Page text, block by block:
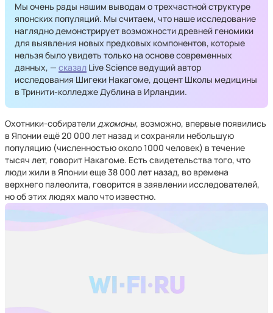
Мы очень рады нашим выводам о трехчастной структуре
японских популяций. Мы считаем, что наше исследование
наглядно демонстрирует возможности древней геномики
для выявления новых предковых компонентов, которые
нельзя было увидеть только на основе современных
данных, — сказал Live Science ведущий автор
исследования Шигеки Накагоме, доцент Школы медицины
в Тринити-колледже Дублина в Ирландии.
Охотники-собирателиджомоны, возможно, впервые появились
в Японии ещё 20 000 лет назад и сохраняли небольшую
популяцию (численностью около 1000 человек) в течение
тысяч лет, говорит Накагоме. Есть свидетельства того, что
люди жили в Японии еще 38 000 лет назад, во времена
верхнего палеолита, говорится в заявлении исследователей,
но об этих людях мало что известно.